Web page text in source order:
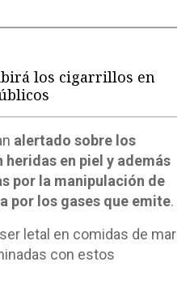
los cigarrillos en
alertado sobre los
en piel y además
por la manipulación de
por los gases que emite.
letal en comidas de mar
con estos